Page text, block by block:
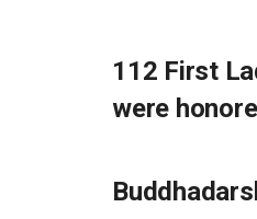
112 First
were